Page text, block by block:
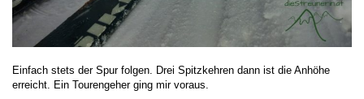
Einfach stets der Spur folgen. Drei Spitzkehren dann ist die Anhöhe
erreicht. Ein Tourengeher ging mir voraus.